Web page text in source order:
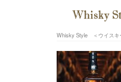
Whisky Style ＜ウイスキ